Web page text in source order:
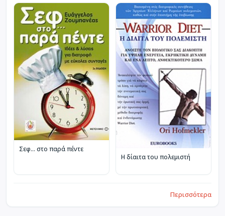
Σεφ… στο παρά πέντε
Η δίαιτα του πολεμιστή
Περισσότερα